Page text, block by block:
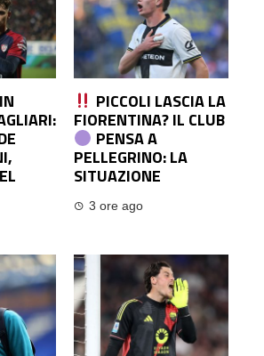
PICCOLI LASCIA LA
FIORENTINA? IL CLUB
PENSA A
PELLEGRINO: LA
SITUAZIONE
3 ore ago